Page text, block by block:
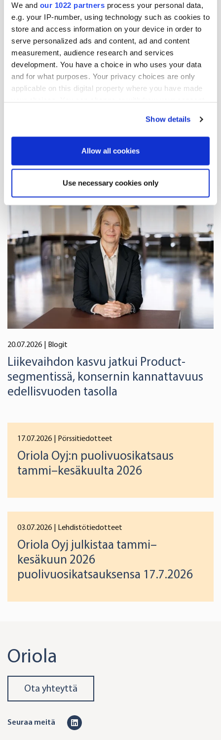
We and our 1022 partners process your personal data,
e.g. your IP-number, using technology such as cookies to
store and access information on your device in order to
serve personalized ads and content, ad and content
measurement, audience research and services
development. You have a choice in who uses your data
and for what purposes. Your privacy choices are only
applicable on this digital property where you have made
If you allow, we would also like to:
Identify your device by actively scanning it for
specific characteristics (fingerprinting)
Find out more about how your personal data is processed
and set your preferences in thedetails section.
We use cookies to offer you a better user experience,
analyse traffic and for advertising. You may change your
preferences below or at any time later.
Show details
Allow all cookies
Use necessary cookies only
Lisätietoja:
Oriola Oyj
Mats Danielsson,talous- ja rahoitusjohtaja
Tel. +358050 394 8575
mats.danielsson@oriola.com
Lisää uutisia
20.07.2026 | Blogit
Liikevaihdon kasvu jatkui Product-
segmentissä, konsernin kannattavuus
edellisvuoden tasolla
17.07.2026 | Pörssitiedotteet
Oriola Oyj:n puolivuosikatsaus
tammi–kesäkuulta 2026
03.07.2026 | Lehdistötiedotteet
Oriola Oyj julkistaa tammi–
kesäkuun 2026
puolivuosikatsauksensa 17.7.2026
Oriola
Ota yhteyttä
Seuraa meitä